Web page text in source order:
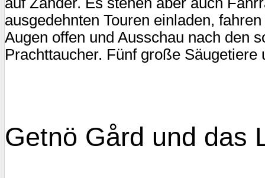
ausgedehnten Touren einladen,
Augen offen und Ausschau nach den
Prachttaucher. Fünf große
Getnö Gård und das